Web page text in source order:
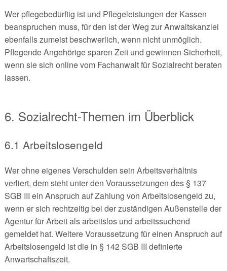
Wer pflegebedürftig ist und Pflegeleistungen der Kassen
beanspruchen muss, für den ist der Weg zur Anwaltskanzlei
ebenfalls zumeist beschwerlich, wenn nicht unmöglich.
Pflegende Angehörige sparen Zeit und gewinnen Sicherheit,
wenn sie sich online vom Fachanwalt für Sozialrecht beraten
lassen.
6. Sozialrecht-Themen im Überblick
6.1 Arbeitslosengeld
Wer ohne eigenes Verschulden sein Arbeitsverhältnis
verliert, dem steht unter den Voraussetzungen des § 137
SGB III ein Anspruch auf Zahlung von Arbeitslosengeld zu,
wenn er sich rechtzeitig bei der zuständigen Außenstelle der
Agentur für Arbeit als arbeitslos und arbeitssuchend
gemeldet hat. Weitere Voraussetzung für einen Anspruch auf
Arbeitslosengeld ist die in § 142 SGB III definierte
Anwartschaftszeit.